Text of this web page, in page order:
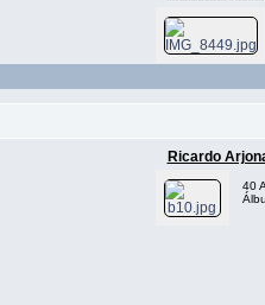
Ricardo
40